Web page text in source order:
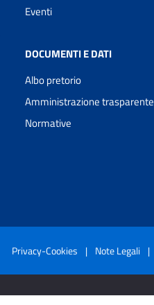
Eventi
DOCUMENTI E DATI
Albo pretorio
Amministrazione trasparente
Normative
Privacy-Cookies | Note Legali |